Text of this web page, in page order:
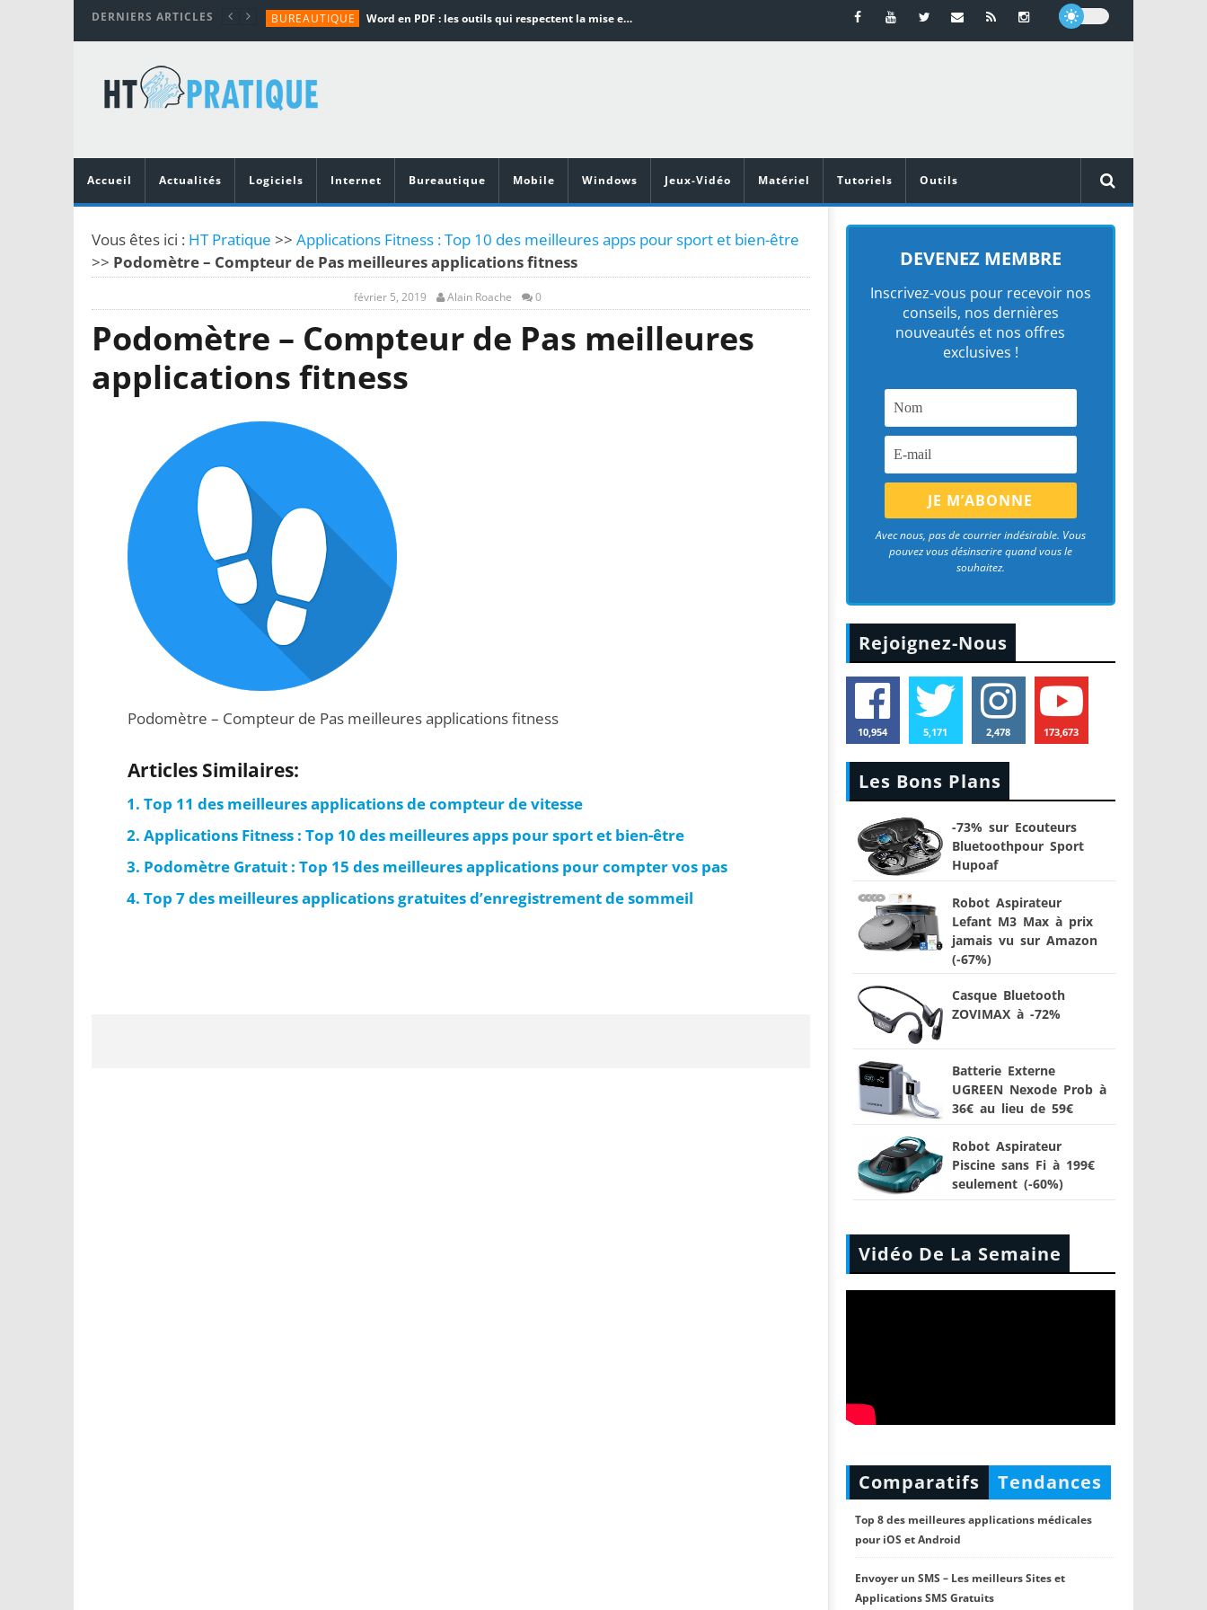
DERNIERS ARTICLES BUREAUTIQUE Word en PDF : les outils qui respectent la mise en page
TUTORIALS
MATÉRIEL
Vidéoprojecteurs Asus : Top 6 des meilleurs modèles de la marque
Accueil
Actualités Logiciels Internet Bureautique Mobile Windows Jeux-Vidéo Matériel Tutoriels Outils
Vous êtes ici : HT Pratique >> Applications Fitness : Top 10 des meilleures apps pour sport et bien-être
>> Podomètre – Compteur de Pas meilleures applications fitness
février 5, 2019 Alain Roache 0
Podomètre – Compteur de Pas meilleures
applications fitness
Podomètre – Compteur de Pas meilleures applications fitness
Articles Similaires:
Top 11 des meilleures applications de compteur de vitesse
Applications Fitness : Top 10 des meilleures apps pour sport et bien-être
Podomètre Gratuit : Top 15 des meilleures applications pour compter vos pas
Top 7 des meilleures applications gratuites d’enregistrement de sommeil
DEVENEZ MEMBRE
Inscrivez-vous pour recevoir nos
conseils, nos dernières
nouveautés et nos offres
exclusives !
Avec nous, pas de courrier indésirable. Vous
pouvez vous désinscrire quand vous le
souhaitez.
Rejoignez-Nous
10,954 5,171 2,478 173,673
Les Bons Plans
-73% sur Ecouteurs
Bluetoothpour Sport
Hupoaf
Robot Aspirateur
Lefant M3 Max à prix
jamais vu sur Amazon
(-67%)
Casque Bluetooth
ZOVIMAX à -72%
Batterie Externe
UGREEN Nexode Prob à
36€ au lieu de 59€
Robot Aspirateur
Piscine sans Fi à 199€
seulement (-60%)
Vidéo De La Semaine
Comparatifs Tendances
Top 8 des meilleures applications médicales
pour iOS et Android
Envoyer un SMS – Les meilleurs Sites et
Applications SMS Gratuits